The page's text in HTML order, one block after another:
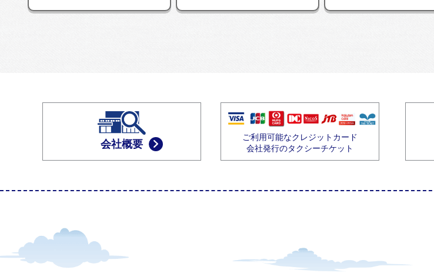
会社概要
ご利用可能なクレジットカード
会社発行のタクシーチケット